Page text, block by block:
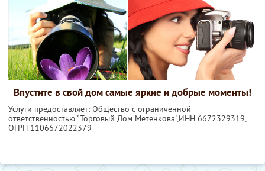
Впустите в свой дом самые яркие и добрые моменты!
Услуги предоставляет: Общество с ограниченной
ответственностью "Торговый Дом Метенкова",ИНН 6672329319,
ОГРН 1106672022379